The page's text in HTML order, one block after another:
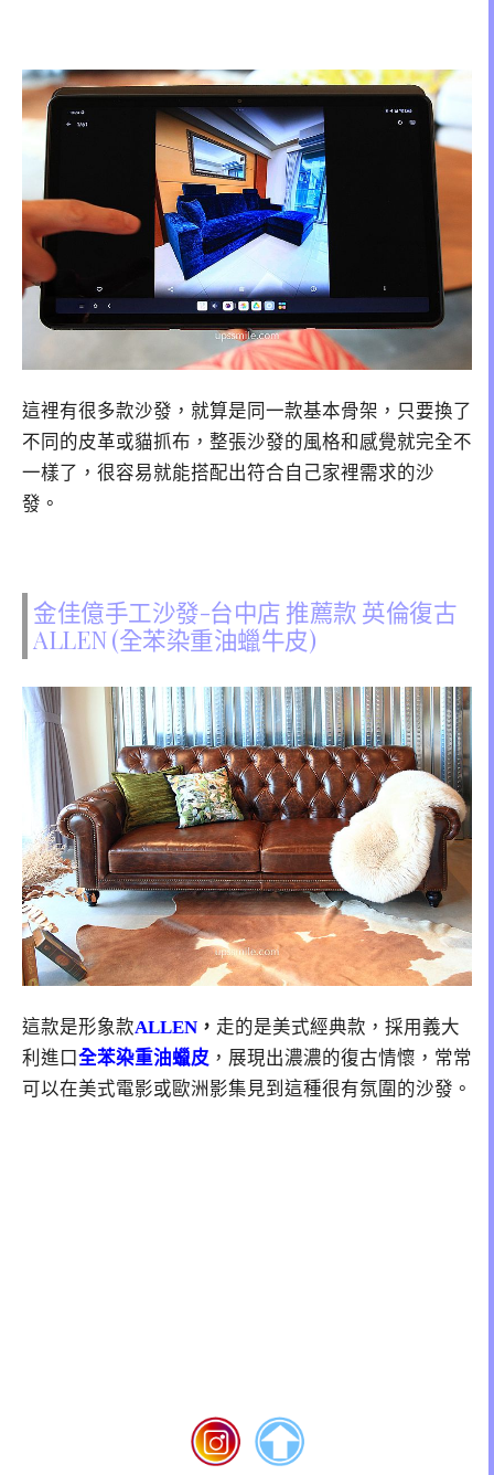
這裡有很多款沙發，就算是同一款基本骨架，只要換了
不同的皮革或貓抓布，整張沙發的風格和感覺就完全不
一樣了，很容易就能搭配出符合自己家裡需求的沙
發。
金佳億手工沙發-台中店 推薦款 英倫復古
ALLEN (全苯染重油蠟牛皮)
這款是形象款ALLEN ， 走的是美式經典款，採用義大
利進口全苯染重油蠟皮 ，展現出濃濃的復古情懷，常常
可以在美式電影或歐洲影集見到這種很有氛圍的沙發。